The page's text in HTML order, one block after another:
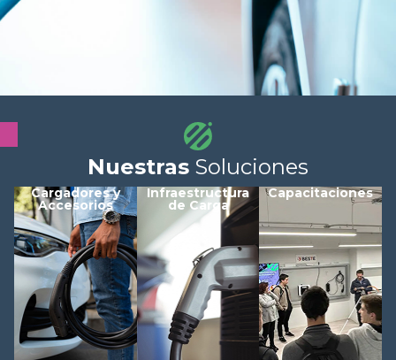
Nuestras Soluciones
Cargadores y
Accesorios
Infraestructura
de Carga
Capacitaciones